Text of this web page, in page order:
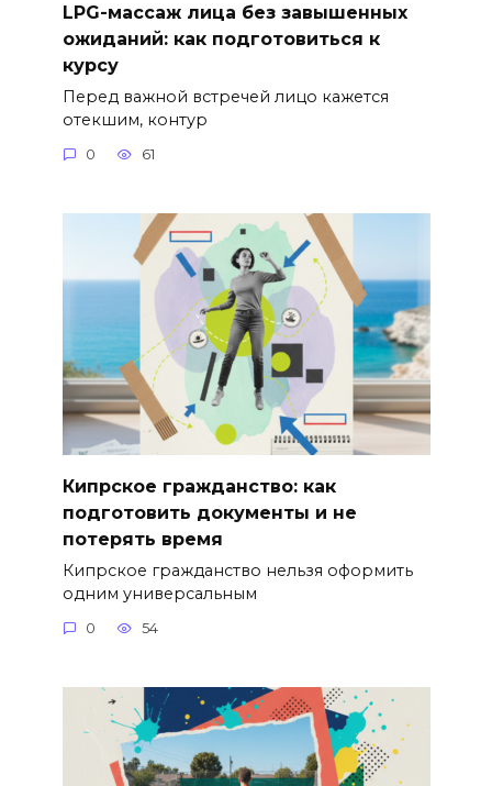
LPG-массаж лица без завышенных
ожиданий: как подготовиться к
курсу
Перед важной встречей лицо кажется
отекшим, контур
0 61
Кипрское гражданство: как
подготовить документы и не
потерять время
Кипрское гражданство нельзя оформить
одним универсальным
0 54